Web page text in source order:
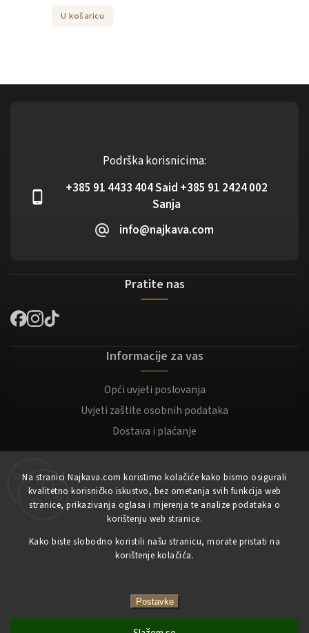
Na stranici Najkava.com koristimo kolačiće kako bismo osigurali
kvalitetno korisničko iskustvo, bez ometanja svih funkcija web
stranice, prikazivanja oglasa i mjerenja te analize podataka o
korištenju web stranice.
Kako biste slobodno koristili našu stranicu, morate pristati na
korištenje kolačića.
Postavke
U košaricu
Podrška korisnicima:
+385 91 4433 404 Said +385 91 2424 002
Sanja
info@najkava.com
Pratite nas
Informacije za vas
Opći uvjeti poslovanja
Uvjeti zaštite osobnih podataka
Dostava i plaćanje
Moj račun
Registracija
Prijaviti se
Copyright 2023NajKava.com